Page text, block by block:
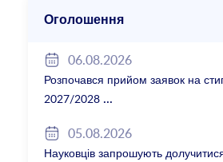
Оголошення
06.08.2026
Розпочався прийом заявок на
2027/2028
05.08.2026
Науковців запрошують